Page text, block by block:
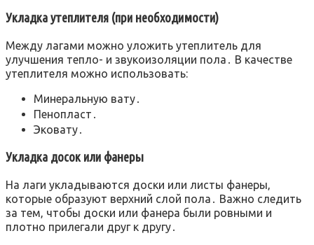
Укладка утеплителя (при необходимости)
Между лагами можно уложить утеплитель для
улучшения тепло- и звукоизоляции пола․ В качестве
утеплителя можно использовать:
Минеральную вату․
Пенопласт․
Эковату․
Укладка досок или фанеры
На лаги укладываются доски или листы фанеры‚
которые образуют верхний слой пола․ Важно следить
за тем‚ чтобы доски или фанера были ровными и
плотно прилегали друг к другу․